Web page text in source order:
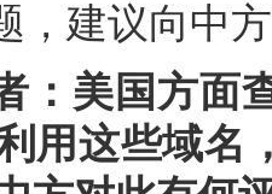
，建议向中
：美国方面
用这些域名